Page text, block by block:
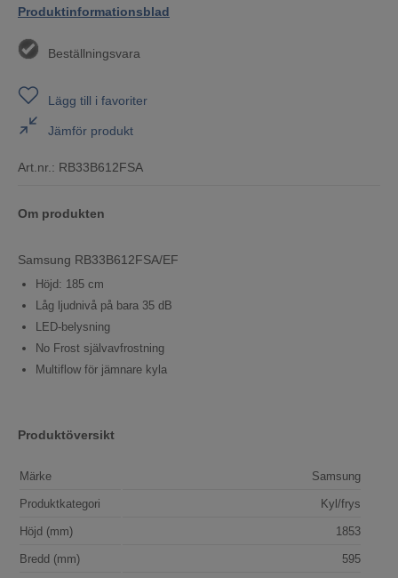
Produktinformationsblad
Beställningsvara
Lägg till i favoriter
Jämför produkt
Art.nr.: RB33B612FSA
Om produkten
Samsung RB33B612FSA/EF
Höjd: 185 cm
Låg ljudnivå på bara 35 dB
LED-belysning
No Frost självavfrostning
Multiflow för jämnare kyla
Produktöversikt
Märke Samsung
Produktkategori Kyl/frys
Höjd (mm) 1853
Bredd (mm) 595